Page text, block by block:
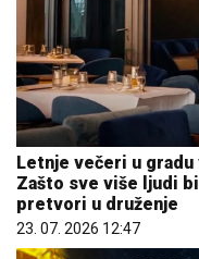
Letnje večeri u
Zašto sve više ljudi
pretvori u druženje
23. 07. 2026 12:47